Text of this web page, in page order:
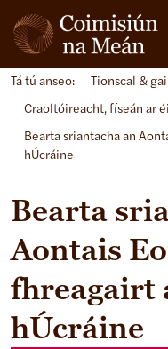
Tá tú anseo: Tionscal &
Craoltóireacht, físeán ar
Bearta sriantacha an
hÚcráine
Bearta
Aontais
fhreagairt
hÚcráine